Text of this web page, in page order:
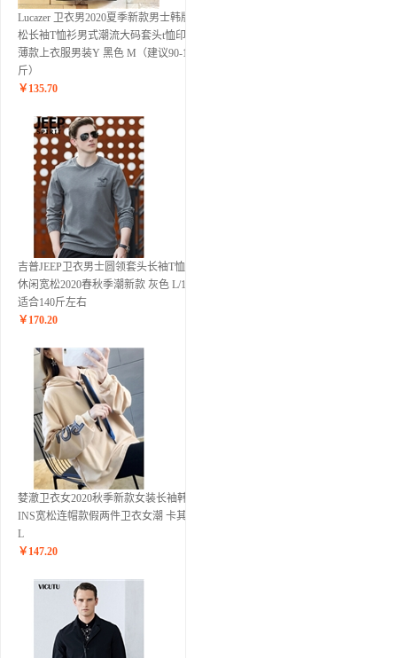
Lucazer 卫衣男2020夏季新款男士韩版宽
松长袖T恤衫男式潮流大码套头t恤印花
薄款上衣服男装Y 黑色 M（建议90-115
斤）
￥ 135.70
吉普JEEP卫衣男士圆领套头长袖T恤衫
休闲宽松2020春秋季潮新款 灰色 L/175
适合140斤左右
￥ 170.20
婪澈卫衣女2020秋季新款女装长袖韩版
INS宽松连帽款假两件卫衣女潮 卡其色
L
￥ 147.20